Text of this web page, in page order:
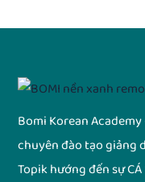
Bomi Korean
chuyên đào tạo giảng
Topik hướng đến sự